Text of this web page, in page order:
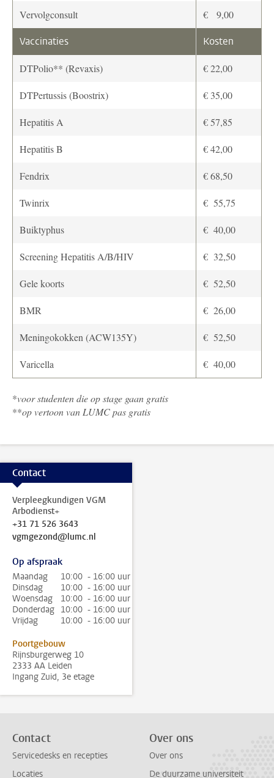
Vervolgconsult € 9,00
Vaccinaties Kosten
DTPolio** (Revaxis) € 22,00
DTPertussis (Boostrix) € 35,00
Hepatitis A € 57,85
Hepatitis B € 42,00
Fendrix € 68,50
Twinrix € 55,75
Buiktyphus € 40,00
Screening Hepatitis A/B/HIV € 32,50
Gele koorts € 52,50
BMR € 26,00
Meningokokken (ACW135Y) € 52,50
Varicella € 40,00
*voor studenten die op stage gaan gratis
**op vertoon van LUMC pas gratis
Contact
Verpleegkundigen VGM
Arbodienst+
+31 71 526 3643
vgmgezond@lumc.nl
Op afspraak
Maandag
10:00 - 16:00 uur
Dinsdag
10:00 - 16:00 uur
Woensdag
10:00 - 16:00 uur
Donderdag 10:00 - 16:00 uur
Vrijdag
10:00 - 16:00 uur
Poortgebouw
Rijnsburgerweg 10
2333 AA Leiden
Ingang Zuid, 3e etage
Contact
Servicedesks en recepties
Locaties
Over ons
Over ons
De duurzame universiteit